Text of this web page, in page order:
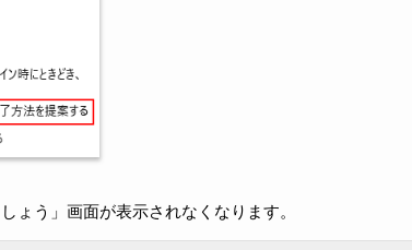
ょう」画面が表示されなくなります。